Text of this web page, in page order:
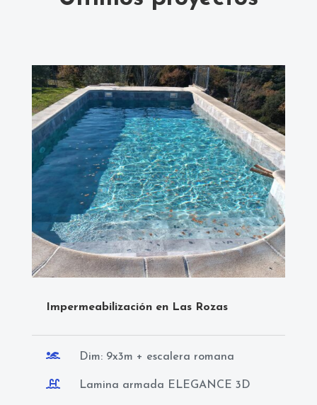
Impermeabilización en Las Rozas
 Dim: 9x3m + escalera romana
 Lamina armada ELEGANCE 3D